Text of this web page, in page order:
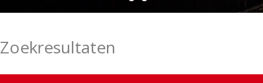
Zoekresultaten